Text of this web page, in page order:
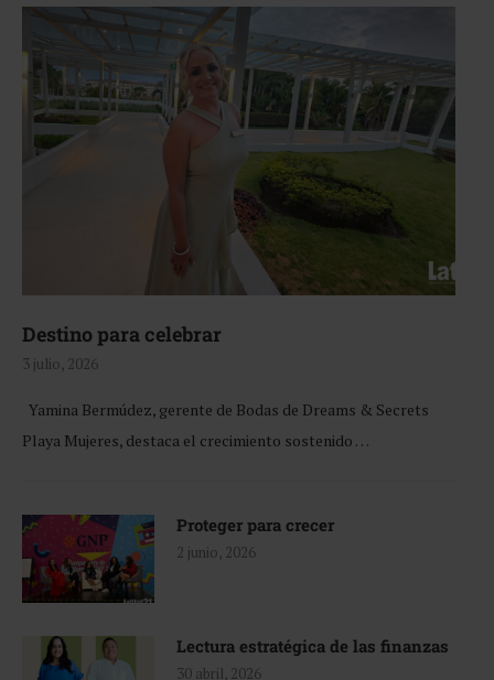
Destino para celebrar
3 julio, 2026
Yamina Bermúdez, gerente de Bodas de Dreams & Secrets
Playa Mujeres, destaca el crecimiento sostenido …
Proteger para crecer
2 junio, 2026
Lectura estratégica de las finanzas
30 abril, 2026